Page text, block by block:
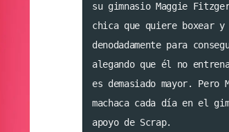
su gimnasio Maggie
chica que quiere boxear
denodadamente para
alegando que él no
es demasiado mayor.
machaca cada día en el
apoyo de Scrap.